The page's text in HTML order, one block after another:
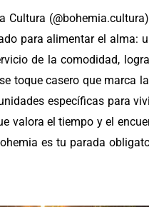
Cultura
para alimentar el alma:
de la comodidad,
toque casero que marca
específicas para
valora el tiempo y el
es tu parada